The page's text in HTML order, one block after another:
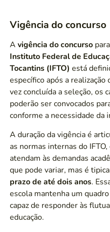
Vigência do concurso
A vigência do concurso
Instituto Federal de
Tocantins (IFTO) está
específico após a
vez concluída a seleção, os
poderão ser convocados
conforme a necessidade da
A duração da vigência é
as normas internas do
atendam às demandas
que pode variar, mas é
prazo de até dois anos.
escola mantenha um
capaz de responder às
educação.